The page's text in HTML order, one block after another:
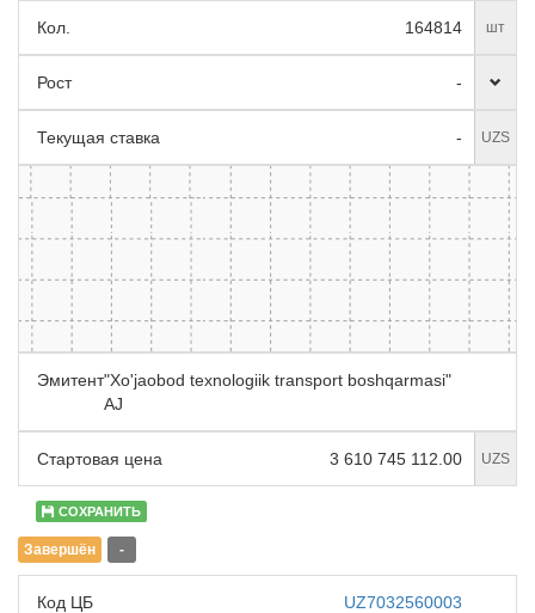
Кол. 164814 шт
Рост -
Текущая ставка - UZS
Эмитент"Xo'jaobod texnologiik transport boshqarmasi"
AJ
Стартовая цена 3 610 745 112.00 UZS
СОХРАНИТЬ
Завершён -
Код ЦБ UZ7032560003